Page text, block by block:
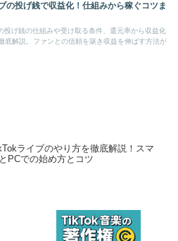
の投げ銭で収益化！仕組みから稼ぐコツま
投げ銭の仕組みや受け取る条件、還元率から収益化
底解説。ファンとの信頼を築き収益を伸ばす方法が
ライブのやり方を徹底解説！スマ
PCでの始め方とコツ